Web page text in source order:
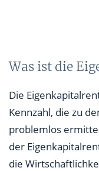
Was ist die
Die
Kennzahl, die zu
problemlos
der
die